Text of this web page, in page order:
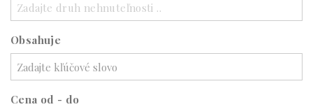
Zadajte druh nehnuteľnosti ..
Obsahuje
Cena od - do